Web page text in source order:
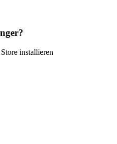
installieren